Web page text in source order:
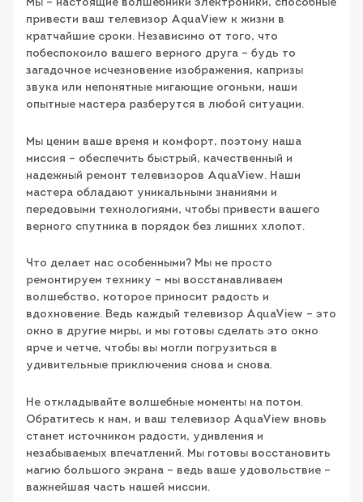
Мы – настоящие волшебники электроники, способные
привести ваш телевизор AquaView к жизни в
кратчайшие сроки. Независимо от того, что
побеспокоило вашего верного друга – будь то
загадочное исчезновение изображения, капризы
звука или непонятные мигающие огоньки, наши
опытные мастера разберутся в любой ситуации.
Мы ценим ваше время и комфорт, поэтому наша
миссия – обеспечить быстрый, качественный и
надежный ремонт телевизоров AquaView. Наши
мастера обладают уникальными знаниями и
передовыми технологиями, чтобы привести вашего
верного спутника в порядок без лишних хлопот.
Что делает нас особенными? Мы не просто
ремонтируем технику – мы восстанавливаем
волшебство, которое приносит радость и
вдохновение. Ведь каждый телевизор AquaView – это
окно в другие миры, и мы готовы сделать это окно
ярче и четче, чтобы вы могли погрузиться в
удивительные приключения снова и снова.
Не откладывайте волшебные моменты на потом.
Обратитесь к нам, и ваш телевизор AquaView вновь
станет источником радости, удивления и
незабываемых впечатлений. Мы готовы восстановить
магию большого экрана – ведь ваше удовольствие –
важнейшая часть нашей миссии.